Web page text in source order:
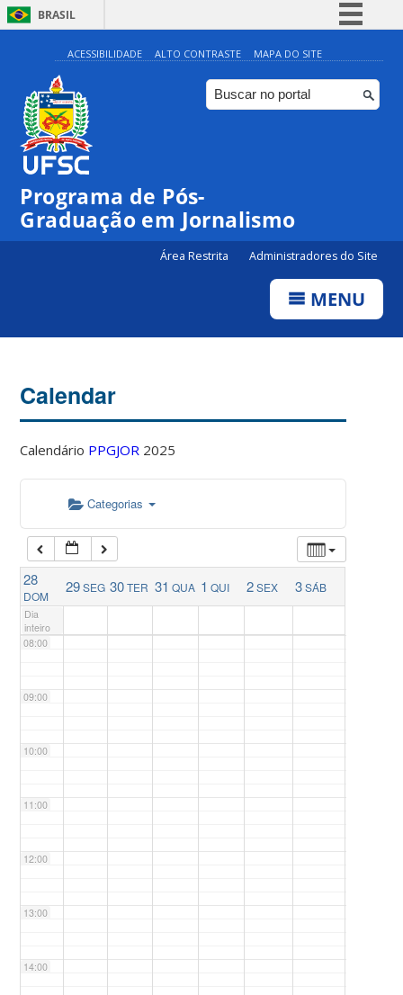
BRASIL
Simplifique!
Comunica BR
Participe
ACESSIBILIDADE ALTO CONTRASTE MAPA DO SITE
Programa de Pós-
Graduação em Jornalismo
Área Restrita Administradores do Site
MENU
Calendar
Calendário PPGJOR 2025
Categorias
28
DOM
29SEG 30TER 31 QUA 1 QUI 2SEX 3SÁB
Dia
inteiro
00:00
05:00
06:00
07:00
08:00
09:00
10:00
11:00
12:00
13:00
14:00